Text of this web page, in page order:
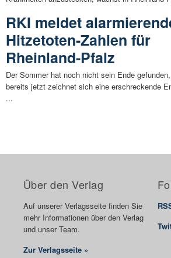
RKI meldet
Hitzetoten-Zahlen für
Rheinland-Pfalz
Der Sommer hat noch nicht sein Ende
bereits jetzt zeichnet sich eine erschreckende
...
Über den Verlag
Auf unserer Verlagsseite finden Sie
mehr Informationen über den Verlag
und unser Team.
Zur Verlagsseite »